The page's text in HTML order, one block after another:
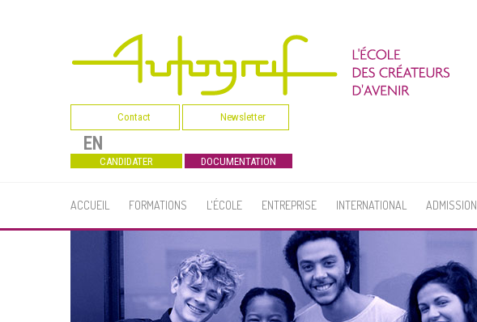
Contact Newsletter
EN
CANDIDATER DOCUMENTATION
ACCUEIL FORMATIONS L'ÉCOLE ENTREPRISE INTERNATIONAL ADMISSION